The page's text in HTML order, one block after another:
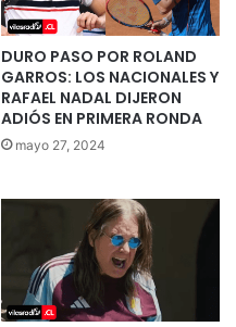
DURO PASO POR ROLAND
GARROS: LOS NACIONALES Y
RAFAEL NADAL DIJERON
ADIÓS EN PRIMERA RONDA
mayo 27, 2024